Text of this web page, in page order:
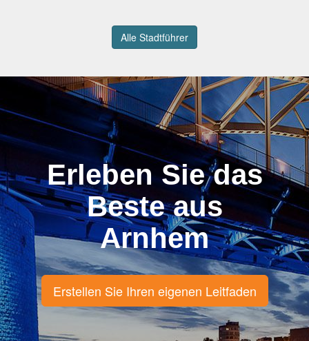
Alle Stadtführer
Erleben Sie das
Beste aus
Arnhem
Erstellen Sie Ihren eigenen Leitfaden